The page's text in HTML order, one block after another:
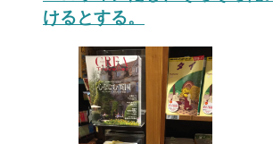
けるとする。